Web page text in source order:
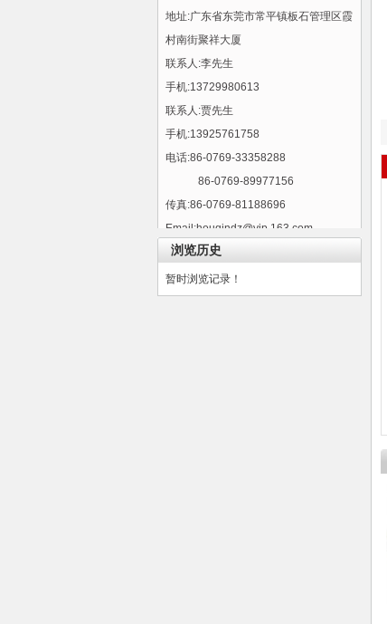
地址:广东省东莞市常平镇板石管理区霞
村南街聚祥大厦
联系人:李先生
手机:13729980613
联系人:贾先生
手机:13925761758
电话:86-0769-33358288
86-0769-89977156
传真:86-0769-81188696
Email:houqindz@vip.163.com
网站:www.hqdzyoumo.com
浏览历史
暂时浏览记录！